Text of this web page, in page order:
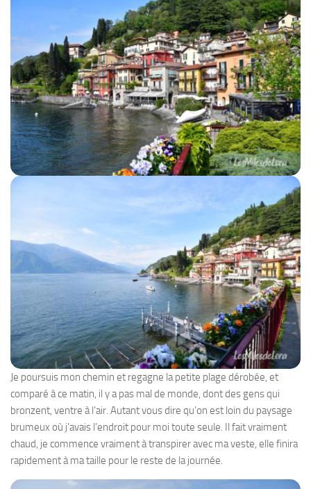
Je poursuis mon chemin et regagne la petite plage dérobée, et
comparé à ce matin, il y a pas mal de monde, dont des gens qui
bronzent, ventre à l’air. Autant vous dire qu’on est loin du paysage
brumeux où j’avais l’endroit pour moi toute seule. Il fait vraiment
chaud, je commence vraiment à transpirer avec ma veste, elle finira
rapidement à ma taille pour le reste de la journée.